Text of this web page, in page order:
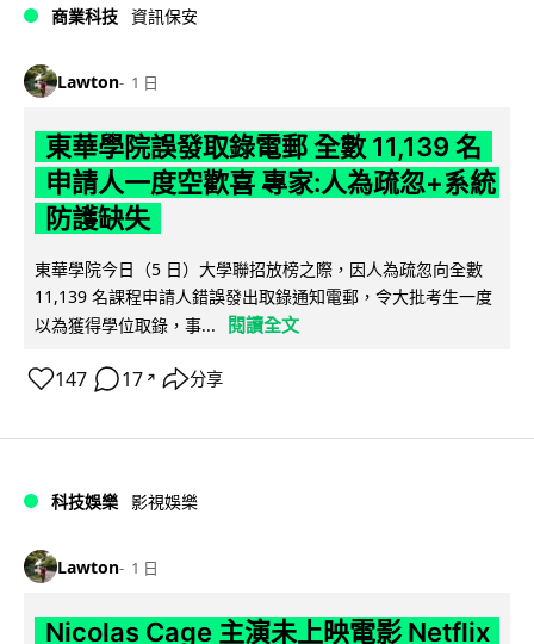
商業科技 資訊保安
Lawton 1 日
東華學院誤發取錄電郵 全數 11,139 名
申請人一度空歡喜 專家:人為疏忽+系統
防護缺失
東華學院今日（5 日）大學聯招放榜之際，因人為疏忽向全數
11,139 名課程申請人錯誤發出取錄通知電郵，令大批考生一度
以為獲得學位取錄，事...
閱讀全文
147 17 ↗ 分享
科技娛樂 影視娛樂
Lawton 1 日
Nicolas Cage 主演未上映電影 Netflix